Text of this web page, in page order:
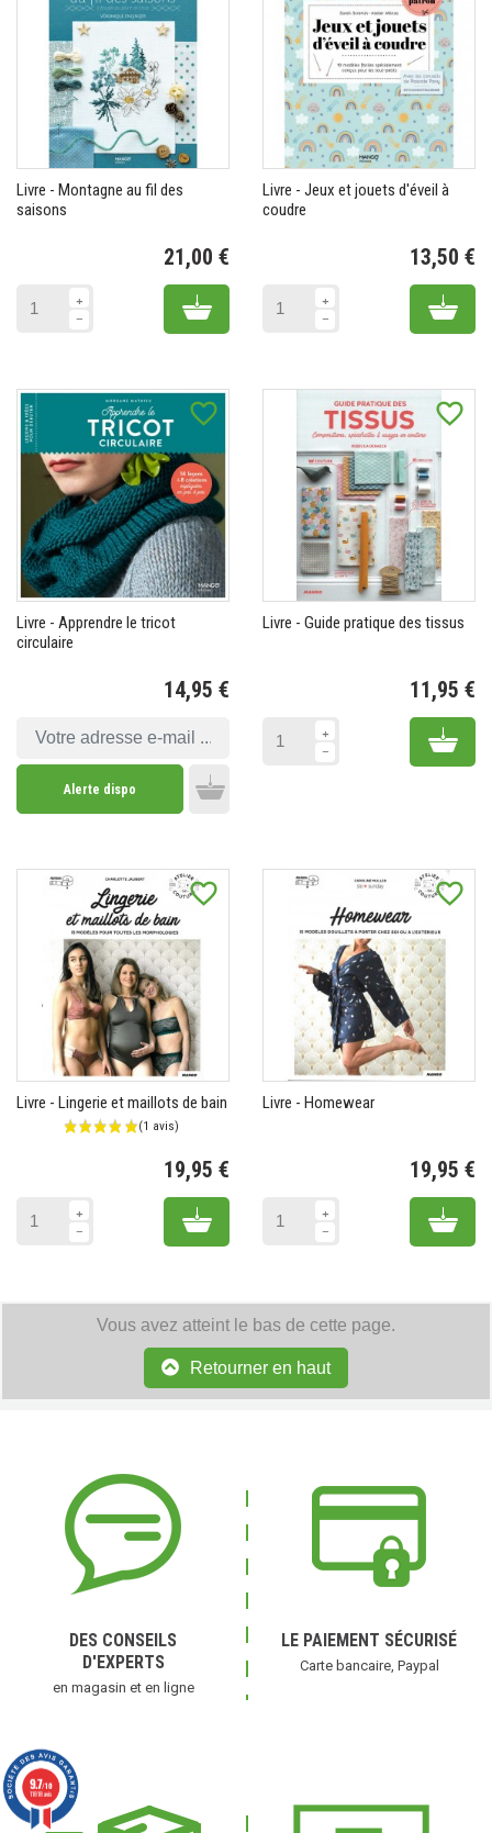
Livre - Montagne au fil des
saisons
21,00 €
Add to cart
Livre - Jeux et jouets d'éveil à
coudre
13,50 €
Add
favorite_border
Livre - Apprendre le tricot
circulaire
14,95 €
Alerte dispo
favorite_border
Livre - Guide pratique des tissus
11,95 €
Add
favorite_border
Livre - Lingerie et maillots de bain
19,95 €
Add to cart
favorite_border
Livre - Homewear
19,95 €
Add
Vous avez atteint le bas de cette page.
Retourner en haut
DES CONSEILS
D'EXPERTS
en magasin et en ligne
LE PAIEMENT SÉCURISÉ
Carte bancaire, Paypal
9.7/10
11818 avis